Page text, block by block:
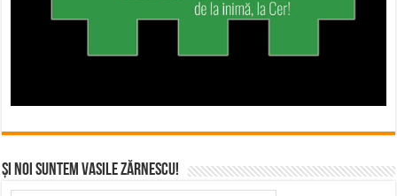
Și noi suntem Vasile Zărnescu!